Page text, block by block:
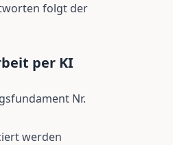
folgt der
per KI
Nr.
werden